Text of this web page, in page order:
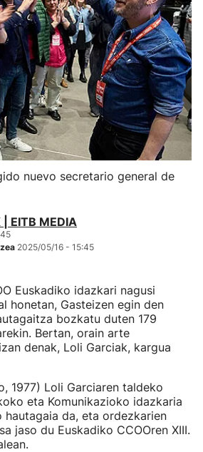
nuevo secretario general de
EITB MEDIA
2025/05/16 - 15:45
Euskadiko idazkari nagusi
honetan, Gasteizen egin den
bozkatu duten 179
Bertan, orain arte
denak, Loli Garciak, kargua
1977) Loli Garciaren taldeko
eta Komunikazioko idazkaria
hautagaia da, eta ordezkarien
jaso du Euskadiko CCOOren XIII.